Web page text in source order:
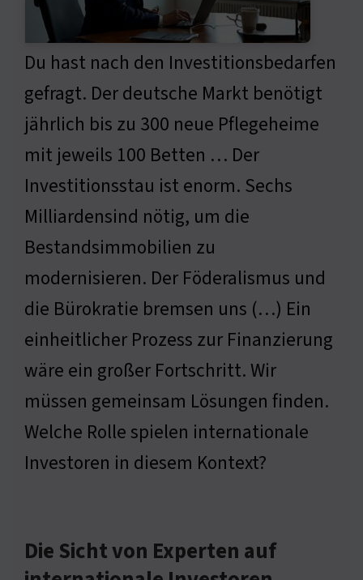
Du hast nach den Investitionsbedarfen
gefragt. Der deutsche Markt benötigt
jährlich bis zu 300 neue Pflegeheime
mit jeweils 100 Betten … Der
Investitionsstau ist enorm. Sechs
Milliardensind nötig, um die
Bestandsimmobilien zu
modernisieren. Der Föderalismus und
die Bürokratie bremsen uns (…) Ein
einheitlicher Prozess zur Finanzierung
wäre ein großer Fortschritt. Wir
müssen gemeinsam Lösungen finden.
Welche Rolle spielen internationale
Investoren in diesem Kontext?
Die Sicht von Experten auf